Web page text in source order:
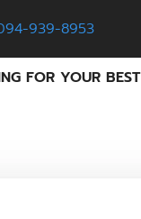
939-8953
FOR YOUR BEST